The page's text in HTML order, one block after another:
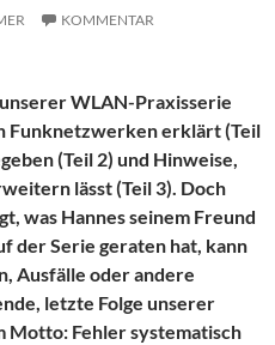
KOMMENTAR
WLAN-Praxisserie
Funknetzwerken erklärt (Teil
(Teil 2) und Hinweise,
lässt (Teil 3). Doch
was Hannes seinem Freund
der Serie geraten hat, kann
Ausfälle oder andere
letzte Folge unserer
Motto: Fehler systematisch